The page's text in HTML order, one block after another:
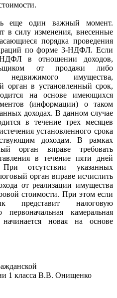
еще один важный момент.
в силу изменения, внесенные
порядка проведения
по форме 3-НДФЛ. Если
НДФЛ в отношении доходов,
от продажи либо
имущества,
орган в установленный срок,
на основе имеющихся
(информации) о таком
доходах. В данном случае
в течение трех месяцев
установленного срока
доходам. В рамках
орган вправе требовать
в течение пяти дней
отсутствии указанных
орган вправе исчислить
от реализации имущества
стоимости. При этом если
представит налоговую
камеральная
новая на основе
1 класса В.В. Онищенко